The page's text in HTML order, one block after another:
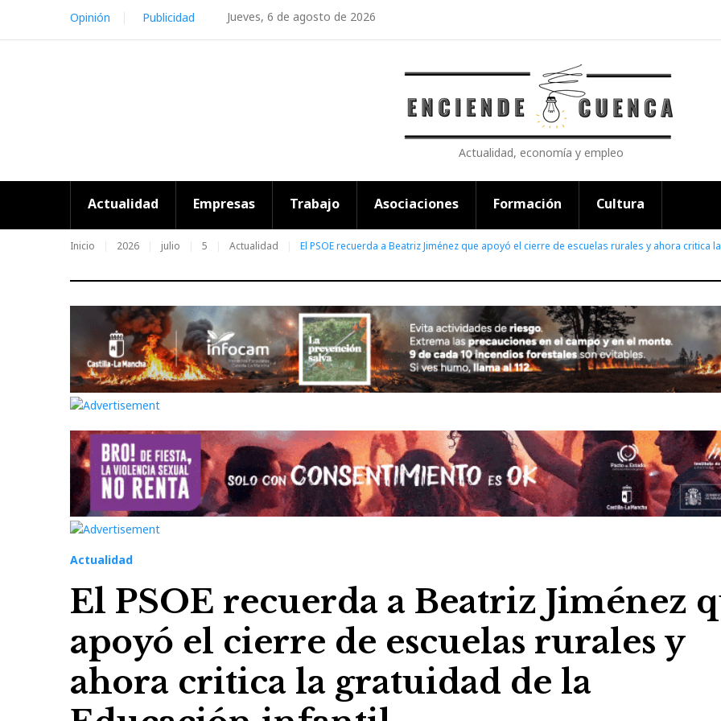
content
Jueves, 6 de agosto de 2026
Opinión Publicidad
Actualidad, economía y empleo
Actualidad Empresas Trabajo Asociaciones Formación Cultura
Inicio 2026 julio 5 Actualidad El PSOE recuerda a Beatriz Jiménez que apoyó el cierre de escuelas rurales y ahora critica
Actualidad
El PSOE recuerda a Beatriz Jiménez
apoyó el cierre de escuelas rurales y
ahora critica la gratuidad de la